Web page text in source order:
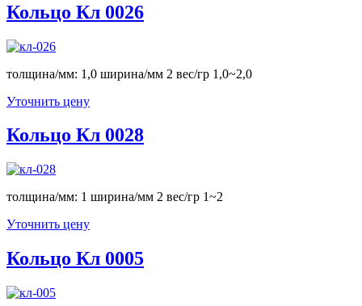
Кольцо Кл 0026
толщина/мм: 1,0 ширина/мм 2 вес/гр 1,0~2,0
Уточнить цену
Кольцо Кл 0028
толщина/мм: 1 ширина/мм 2 вес/гр 1~2
Уточнить цену
Кольцо Кл 0005